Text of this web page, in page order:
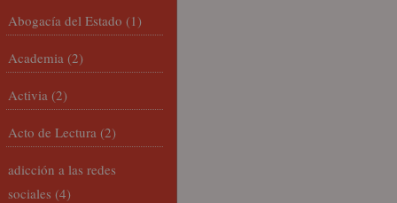
Abogacía del Estado (1)
Academia (2)
Activia (2)
Acto de Lectura (2)
adicción a las redes
sociales (4)